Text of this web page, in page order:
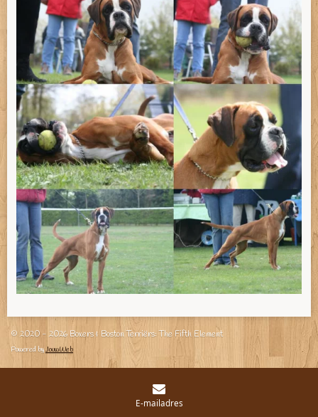
© 2020 - 2026 Boxers & Boston Terriërs: The Fifth Element
Powered byJouwWeb
E-mailadres